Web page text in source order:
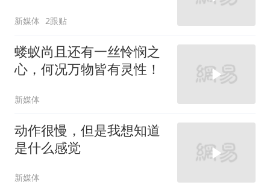
新媒体 2跟贴
蝼蚁尚且还有一丝怜悯之
心，何况万物皆有灵性！
新媒体
动作很慢，但是我想知道
是什么感觉
新媒体